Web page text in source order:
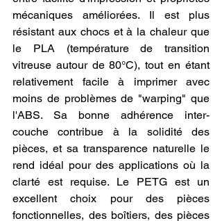
mécaniques améliorées. Il est plus
résistant aux chocs et à la chaleur que
le PLA (température de transition
vitreuse autour de 80°C), tout en étant
relativement facile à imprimer avec
moins de problèmes de "warping" que
l'ABS. Sa bonne adhérence inter-
couche contribue à la solidité des
pièces, et sa transparence naturelle le
rend idéal pour des applications où la
clarté est requise. Le PETG est un
excellent choix pour des pièces
fonctionnelles, des boîtiers, des pièces